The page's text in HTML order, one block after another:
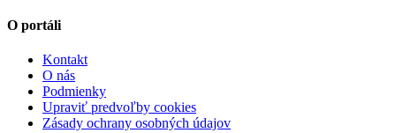
O portáli
Kontakt
O nás
Podmienky
Upraviť predvoľby cookies
Zásady ochrany osobných údajov